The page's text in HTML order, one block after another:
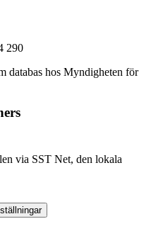
290
databas hos Myndigheten för
via SST Net, den lokala